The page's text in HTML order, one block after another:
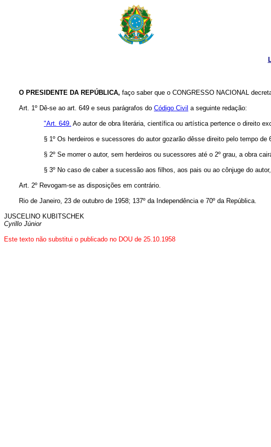
O PRESIDENTE DA REPÚBLICA, faço saber que o CONGRESSO NACIONAL
Art. 1º Dê-se ao art. 649 e seus parágrafos do Código Civil a seguinte redação:
"Art. 649. Ao autor de obra literária, científica ou artística pertence o direito
§ 1º Os herdeiros e sucessores do autor gozarão dêsse direito pelo tempo
§ 2º Se morrer o autor, sem herdeiros ou sucessores até o 2º grau, a obra
§ 3º No caso de caber a sucessão aos filhos, aos pais ou ao cônjuge do
Art. 2º Revogam-se as disposições em contrário.
Rio de Janeiro, 23 de outubro de 1958; 137º da Independência e 70º da República.
JUSCELINO KUBITSCHEK
Cyrillo Júnior
Este texto não substitui o publicado no DOU de 25.10.1958